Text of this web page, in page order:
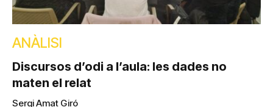
ANÀLISI
Discursos d’odi a l’aula: les dades no
maten el relat
Sergi Amat Giró